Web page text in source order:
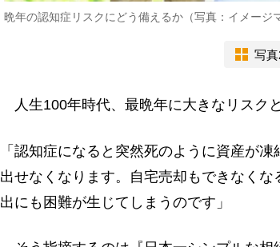
晩年の認知症リスクにどう備えるか（写真：イメージ
写
人生100年時代、最晩年に大きなリスク
「認知症になると突然死のように資産が
出せなくなります。自宅売却もできなく
出にも困難が生じてしまうのです」